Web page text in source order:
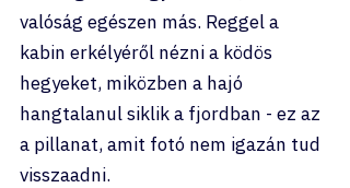
valóság egészen más. Reggel a
kabin erkélyéről nézni a ködös
hegyeket, miközben a hajó
hangtalanul siklik a fjordban - ez az
a pillanat, amit fotó nem igazán tud
visszaadni.